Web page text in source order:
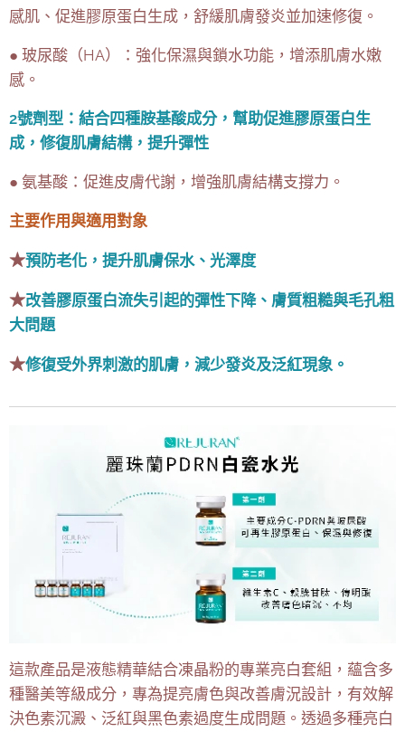
感肌、促進膠原蛋白生成，舒緩肌膚發炎並加速修復。
● 玻尿酸（HA）：強化保濕與鎖水功能，增添肌膚水嫩
感。
2號劑型：結合四種胺基酸成分，幫助促進膠原蛋白生
成，修復肌膚結構，提升彈性
● 氨基酸：促進皮膚代謝，增強肌膚結構支撐力。
主要作用與適用對象
★預防老化，提升肌膚保水、光澤度
★改善膠原蛋白流失引起的彈性下降、膚質粗糙與毛孔粗
大問題
★修復受外界刺激的肌膚，減少發炎及泛紅現象。
這款產品是液態精華結合凍晶粉的專業亮白套組，蘊含多
種醫美等級成分，專為提亮膚色與改善膚況設計，有效解
決色素沉澱、泛紅與黑色素過度生成問題。透過多種亮白